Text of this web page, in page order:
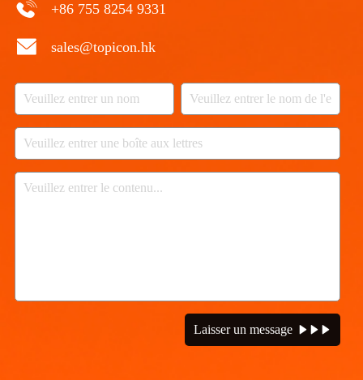
+86 755 8254 9331
sales@topicon.hk
Laisser un message